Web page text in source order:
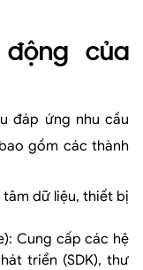
của
đáp ứng nhu cầu
gồm các thành
dữ liệu, thiết bị
Cung cấp các hệ
triển (SDK), thư